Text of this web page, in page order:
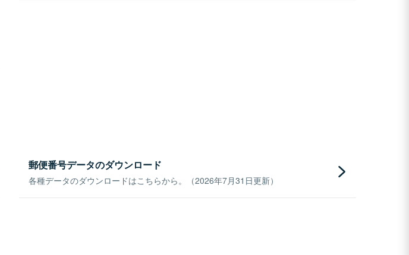
郵便番号データのダウンロード
各種データのダウンロードはこちらから。（2026年7月31日更新）